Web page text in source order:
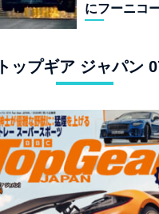
にフーニコ
トップギア ジャパン